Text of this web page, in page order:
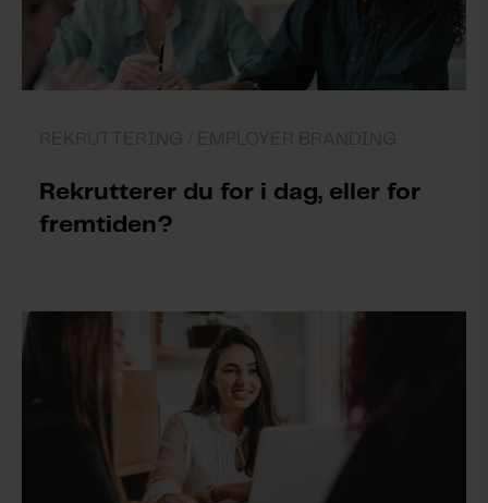
Rekrutterer du for i dag, eller for
fremtiden?